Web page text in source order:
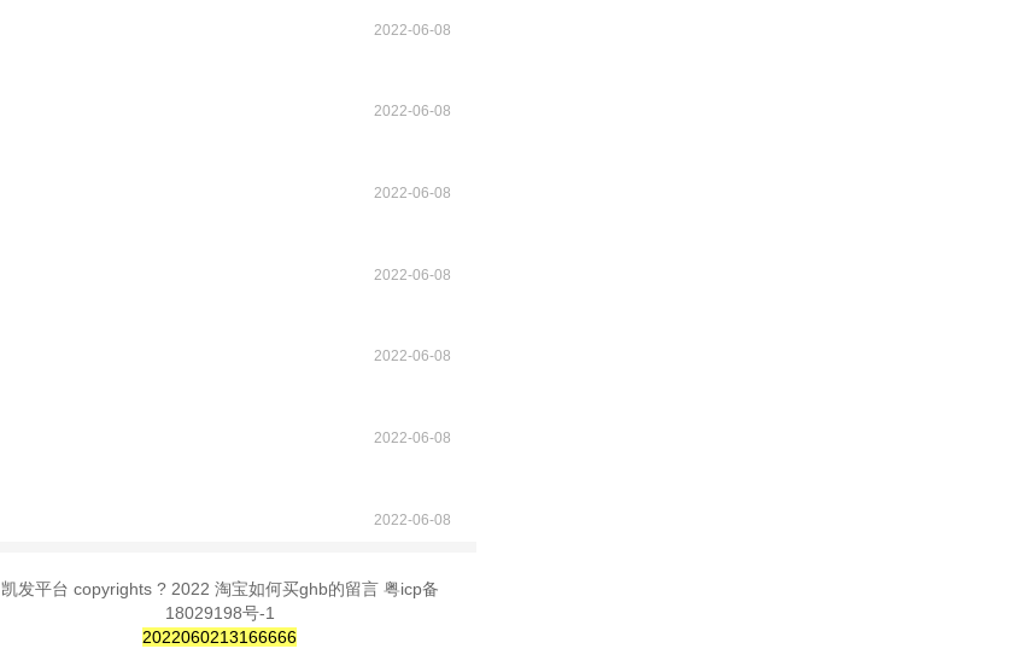
2022-06-08
2022-06-08
2022-06-08
2022-06-08
2022-06-08
2022-06-08
2022-06-08
凯发平台 copyrights ? 2022 淘宝如何买ghb的留言 粤icp备
18029198号-1
2022060213166666